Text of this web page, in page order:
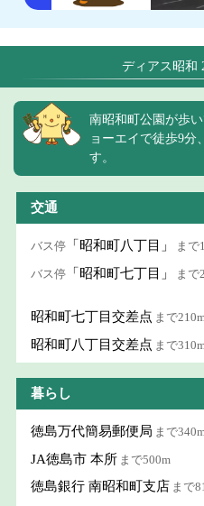
ディアス昭和
南昭和町公園が歩
ョーエイで徒歩9分
す。
交通
バス停 「昭和町八丁目」 まで
バス停 「昭和町七丁目」 まで
昭和町七丁目交差点 まで
昭和町八丁目交差点 まで310m
暮らし
徳島万代簡易郵便局 まで
JA徳島市 本所 まで500m
徳島銀行 南昭和町支店 まで